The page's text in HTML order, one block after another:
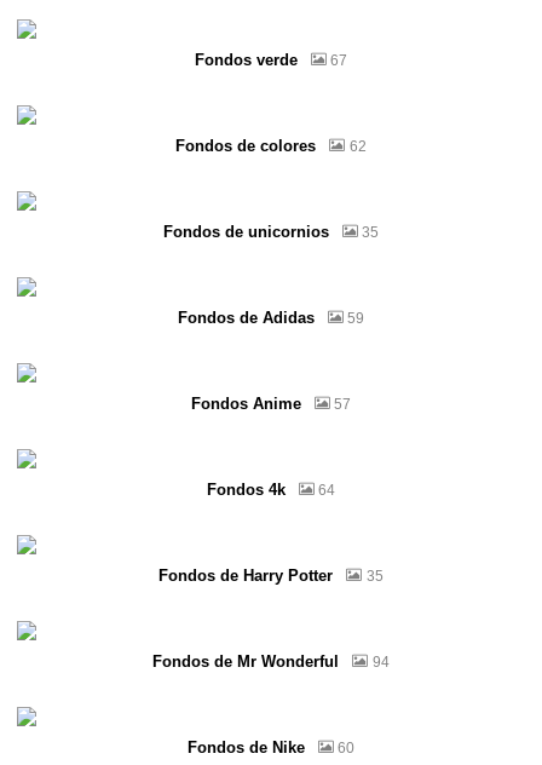
Fondos verde 67
Fondos de colores 62
Fondos de unicornios 35
Fondos de Adidas 59
Fondos Anime 57
Fondos 4k 64
Fondos de Harry Potter 35
Fondos de Mr Wonderful 94
Fondos de Nike 60